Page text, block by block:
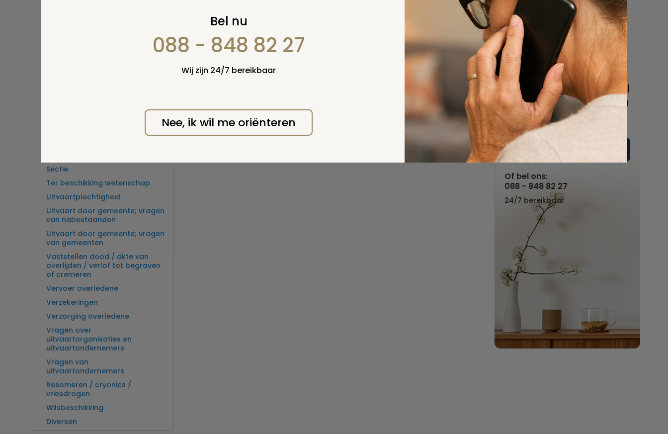
Sectie
Ter beschikking wetenschap
Uitvaartplechtigheid
Uitvaart door gemeente; vragen
van nabestaanden
Uitvaart door gemeente; vragen
van gemeenten
Vaststellen dood / akte van
overlijden / verlof tot begraven
of cremeren
Vervoer overledene
Verzekeringen
Verzorging overledene
Vragen over
uitvaartorganisaties en
uitvaartondernemers
Vragen van
uitvaartondernemers
Resomeren / cryonics /
vriesdrogen
Wilsbeschikking
Diversen
Wel verplicht, maar
Nu
een uitvaart
regelen
Beschrijf uw wensen
online of bel ons geheel
vrijblijvend voor hulp na
een overlijden.
Vul hier uw wensen in
Of bel ons:
088 - 848 82 27
24/7 bereikbaar
Bel nu
088 - 848 82 27
Wij zijn 24/7 bereikbaar
Nee, ik wil me oriënteren